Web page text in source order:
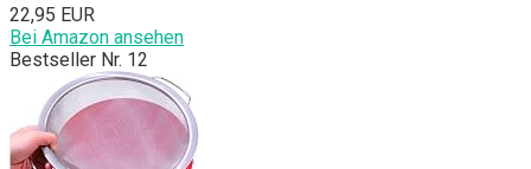
22,95 EUR
Bei Amazon ansehen
Bestseller Nr. 12